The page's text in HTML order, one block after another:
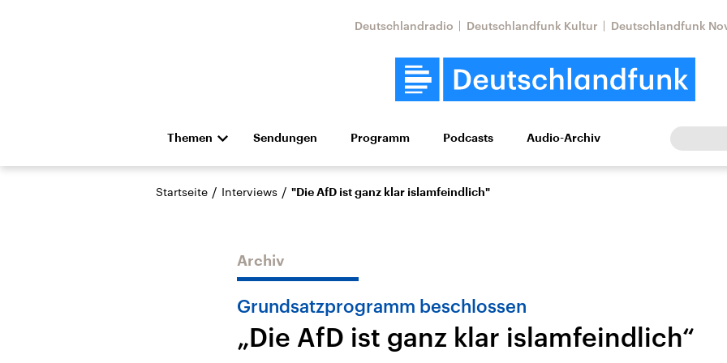
Deutschlandradio Deutschlandfunk Kultur Deutschlandfunk
Themen
Die Nachrichten Politik Wirtschaft Wissen Kultur Europa
Hörspiel und Feature Musik
Landtagswahl Sachsen-
Anhalt 2026
USA
Aktuelle Beiträge,
Nahostkonflikt
Iran
Sendungen Programm Podcasts Audio-Archiv
Startseite / Interviews / "Die AfD ist ganz klar islamfeindlich"
Archiv
Grundsatzprogramm beschlossen
„Die AfD ist ganz klar islamfeindlich“